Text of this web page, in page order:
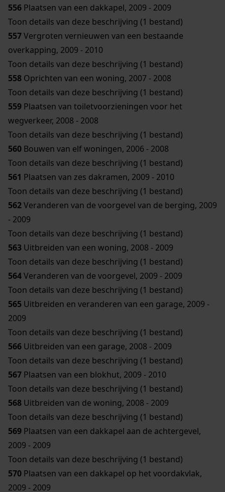
556 Plaatsen van een dakkapel, 2009 - 2009
Toon details van deze beschrijving (1 bestand)
557Vergroten vernieuwen van een bestaande
overkapping, 2009 - 2010
Toon details van deze beschrijving (1 bestand)
558 Oprichten van een woning, 2007 - 2008
Toon details van deze beschrijving (1 bestand)
559 Plaatsen van toiletvoorzieningen voor het
wegverkeer, 2008 - 2008
Toon details van deze beschrijving (1 bestand)
560 Bouwen van elf woningen, 2006 - 2008
Toon details van deze beschrijving (1 bestand)
561 Plaatsen van zes dakramen, 2009 - 2010
Toon details van deze beschrijving (1 bestand)
562Veranderen van de voorgevel van de berging, 2009
- 2009
Toon details van deze beschrijving (1 bestand)
563 Uitbreiden van een woning, 2008 - 2009
Toon details van deze beschrijving (1 bestand)
564Veranderen van de voorgevel, 2009 - 2009
Toon details van deze beschrijving (1 bestand)
565 Uitbreiden en veranderen van een garage, 2009 -
2009
Toon details van deze beschrijving (1 bestand)
566 Uitbreiden van een garage, 2008 - 2009
Toon details van deze beschrijving (1 bestand)
567 Plaatsen van een blokhut, 2009 - 2010
Toon details van deze beschrijving (1 bestand)
568 Uitbreiden van de woning, 2008 - 2009
Toon details van deze beschrijving (1 bestand)
569 Plaatsen van een dakkapel aan de achtergevel,
2009 - 2009
Toon details van deze beschrijving (1 bestand)
570 Plaatsen van een dakkapel op het voordakvlak,
2009 - 2009